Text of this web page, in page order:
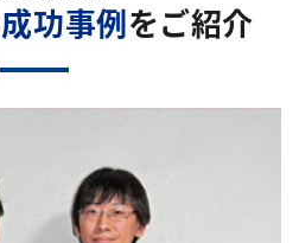
成功事例 をご紹介